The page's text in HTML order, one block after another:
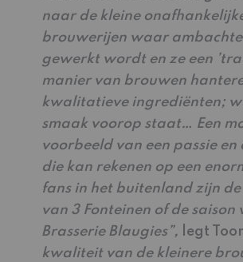
naar de kleine
brouwerijen waar
gewerkt wordt en ze een
manier van brouwen
kwalitatieve ingrediënten;
smaak voorop staat… Een
voorbeeld van een passie
die kan rekenen op een
fans in het buitenland zijn de
van 3 Fonteinen of de saison
Brasserie Blaugies”,
legt
kwaliteit van de kleinere